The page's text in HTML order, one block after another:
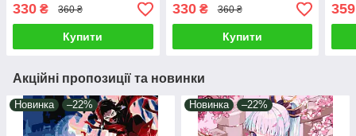
330 ₴ 360 ₴
Купити
330₴ 360 ₴
Купити
359
Акційні пропозиції та новинки
Новинка –22% Новинка –22%